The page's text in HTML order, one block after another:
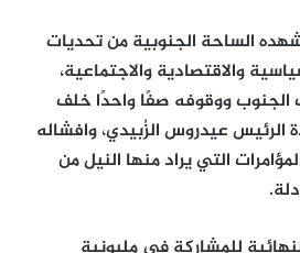
الساحة الجنوبية من تحديات
والاقتصادية والاجتماعية،
ووقوفه صفًا واحدًا خلف
الرئيس عيدروس الزُبيدي، وافشاله
التي يراد منها النيل من